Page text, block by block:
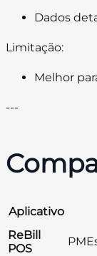
Dados
Limitação:
Melhor
---
Aplicativo
ReBill
POS